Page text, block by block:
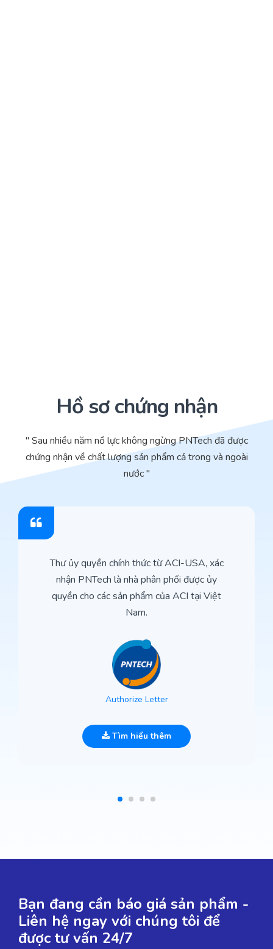
Hồ sơ chứng nhận
" Sau nhiều năm nổ lực không ngừng PNTech đã được
chứng nhận về chất lượng sản phẩm cả trong và ngoài
nước "
Thư ủy quyền chính thức từ ACI-USA, xác
nhận PNTech là nhà phân phối được ủy
quyền cho các sản phẩm của ACI tại Việt
Nam.
Authorize Letter
Tìm hiểu thêm
Bạn đang cần báo giá sản phẩm -
Liên hệ ngay với chúng tôi để
được tư vấn 24/7